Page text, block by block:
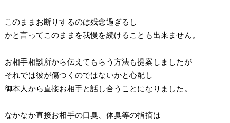
このままお断りするのは残念過ぎるし
かと言ってこのままを我慢を続けることも出来ません。
お相手相談所から伝えてもらう方法も提案しましたが
それでは彼が傷つくのではないかと心配し
御本人から直接お相手と話し合うことになりました。
なかなか直接お相手の口臭、体臭等の指摘は